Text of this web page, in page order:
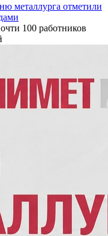
металлурга отметили
100 работников